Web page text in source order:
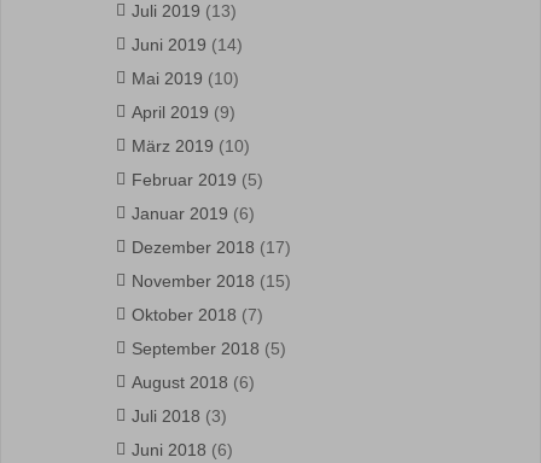
Juli 2019 (13)
Juni 2019 (14)
Mai 2019 (10)
April 2019 (9)
März 2019 (10)
Februar 2019 (5)
Januar 2019 (6)
Dezember 2018 (17)
November 2018 (15)
Oktober 2018 (7)
September 2018 (5)
August 2018 (6)
Juli 2018 (3)
Juni 2018 (6)